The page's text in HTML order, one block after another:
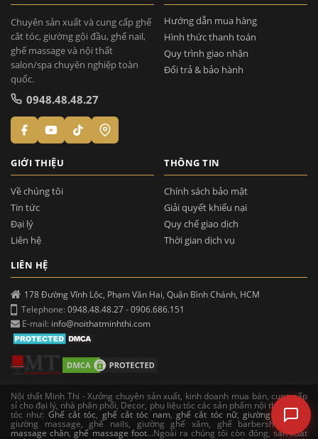
Chuyên sản xuất và cung cấp ghế
cắt tóc, giường gội đầu, ghế nail,
ghế massage và nội thất
salon/spa chuyên nghiệp toàn
quốc.
0948.48.48.27
GIỚI THIỆU
Về chúng tôi
Tin tức
Đại lý
Liên hệ
Hướng dẫn mua hàng
Hình thức thanh toán
Quy trình giao nhận
Đổi trả & bảo hành
THÔNG TIN
Chính sách bảo mật
Giải quyết khiếu nại
Quy chế giao dịch
Thời gian dịch vụ
LIÊN HỆ
178 Đường Vĩnh Lộc, Phạm Văn Hai, Quận Bình Chánh, HCM
Telephone: 0948.48.48.27-0906.686.151
E-mail: info@noithatminhthi.com
Nội thất Minh Thi - Xưởng chuyên sản xuất, kinh doanh mua bán, cung cấp
sỉ cho đại lý, nhà phân phối, Decor, phụ liệu tóc các sản phẩm nội thất salon
tóc như: Ghế cắt tóc,ghế cắt tóc nam,ghế cắt tóc nữ,giường gội đầu
giường massage, ghế nails, giường ghế xăm, ghế barbershop, ghế
massage chân,ghế massage foot...Ngoài ra chúng tôi còn đóng, sản xuất